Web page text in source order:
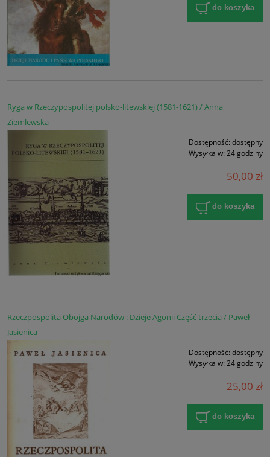
do koszyka
Ryga w Rzeczypospolitej polsko-litewskiej (1581-1621) / Anna
Ziemlewska
Dostępność: dostępny
Wysyłka w: 24 godziny
50,00 zł
do koszyka
Rzeczpospolita Obojga Narodów : Dzieje Agonii Część trzecia / Paweł
Jasienica
Dostępność: dostępny
Wysyłka w: 24 godziny
25,00 zł
do koszyka